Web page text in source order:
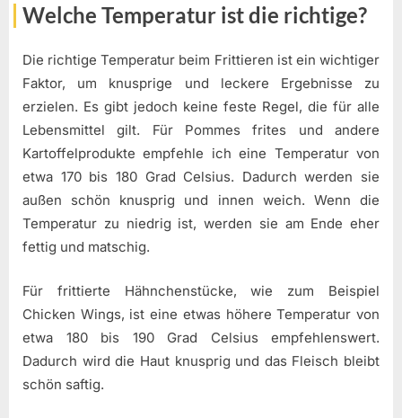
Welche Temperatur ist die richtige?
Die richtige Temperatur beim Frittieren ist ein wichtiger
Faktor, um knusprige und leckere Ergebnisse zu
erzielen. Es gibt jedoch keine feste Regel, die für alle
Lebensmittel gilt. Für Pommes frites und andere
Kartoffelprodukte empfehle ich eine Temperatur von
etwa 170 bis 180 Grad Celsius. Dadurch werden sie
außen schön knusprig und innen weich. Wenn die
Temperatur zu niedrig ist, werden sie am Ende eher
fettig und matschig.
Für frittierte Hähnchenstücke, wie zum Beispiel
Chicken Wings, ist eine etwas höhere Temperatur von
etwa 180 bis 190 Grad Celsius empfehlenswert.
Dadurch wird die Haut knusprig und das Fleisch bleibt
schön saftig.